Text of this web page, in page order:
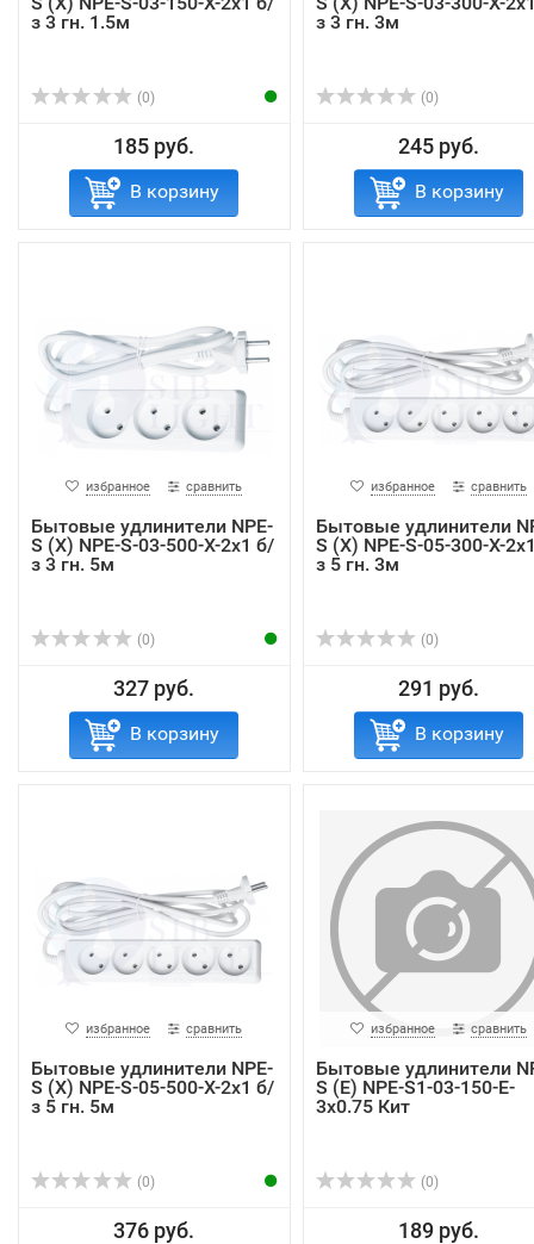
з 3 гн. 1.5м
(0)
185 руб.
В корзину
з 3 гн. 3м
(0)
245 руб.
В корзину
избранное сравнить
Бытовые удлинители NPE-
S (X) NPE-S-03-500-X-2x1 б/
з 3 гн. 5м
(0)
327 руб.
В корзину
избранное сравнить
Бытовые удлинители
S (X) NPE-S-05-300-X-
з 5 гн. 3м
(0)
291 руб.
В корзину
избранное сравнить
Бытовые удлинители NPE-
S (X) NPE-S-05-500-X-2x1 б/
з 5 гн. 5м
(0)
376 руб.
избранное сравнить
Бытовые удлинители
S (E) NPE-S1-03-150-E-
3x0.75 Кит
(0)
189 руб.